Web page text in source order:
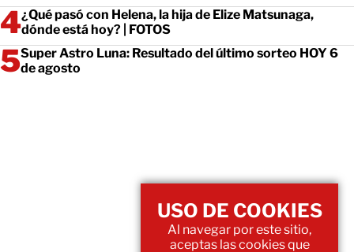
¿Qué pasó con Helena, la hija de Elize Matsunaga,
dónde está hoy? | FOTOS
Super Astro Luna: Resultado del último sorteo HOY 6
de agosto
USO DE COOKIES
Al navegar por este sitio,
aceptas las cookies que